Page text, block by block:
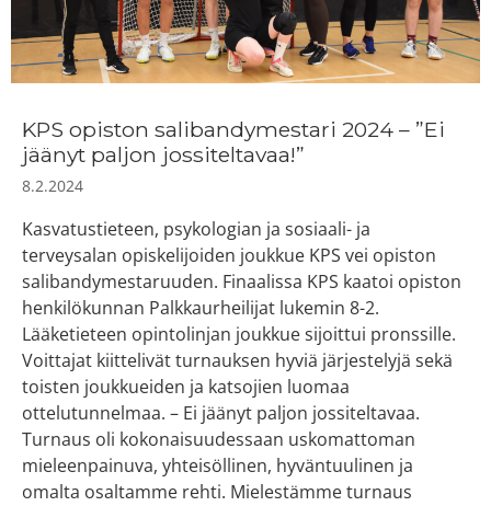
KPS opiston salibandymestari 2024 – ”Ei
jäänyt paljon jossiteltavaa!”
8.2.2024
Kasvatustieteen, psykologian ja sosiaali- ja
terveysalan opiskelijoiden joukkue KPS vei opiston
salibandymestaruuden. Finaalissa KPS kaatoi opiston
henkilökunnan Palkkaurheilijat lukemin 8-2.
Lääketieteen opintolinjan joukkue sijoittui pronssille.
Voittajat kiittelivät turnauksen hyviä järjestelyjä sekä
toisten joukkueiden ja katsojien luomaa
ottelutunnelmaa. – Ei jäänyt paljon jossiteltavaa.
Turnaus oli kokonaisuudessaan uskomattoman
mieleenpainuva, yhteisöllinen, hyväntuulinen ja
omalta osaltamme rehti. Mielestämme turnaus